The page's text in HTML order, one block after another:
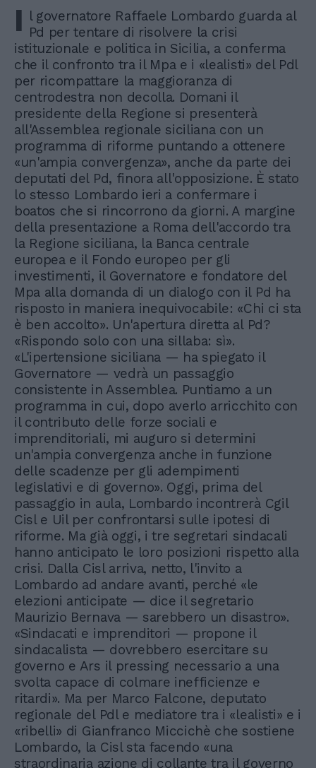
I l governatore Raffaele Lombardo guarda al
Pd per tentare di risolvere la crisi
istituzionale e politica in Sicilia, a conferma
che il confronto tra il Mpa e i «lealisti» del Pdl
per ricompattare la maggioranza di
centrodestra non decolla. Domani il
presidente della Regione si presenterà
all'Assemblea regionale siciliana con un
programma di riforme puntando a ottenere
«un'ampia convergenza», anche da parte dei
deputati del Pd, finora all'opposizione. È stato
lo stesso Lombardo ieri a confermare i
boatos che si rincorrono da giorni. A margine
della presentazione a Roma dell'accordo tra
la Regione siciliana, la Banca centrale
europea e il Fondo europeo per gli
investimenti, il Governatore e fondatore del
Mpa alla domanda di un dialogo con il Pd ha
risposto in maniera inequivocabile: «Chi ci sta
è ben accolto». Un'apertura diretta al Pd?
«Rispondo solo con una sillaba: sì».
«L'ipertensione siciliana — ha spiegato il
Governatore — vedrà un passaggio
consistente in Assemblea. Puntiamo a un
programma in cui, dopo averlo arricchito con
il contributo delle forze sociali e
imprenditoriali, mi auguro si determini
un'ampia convergenza anche in funzione
delle scadenze per gli adempimenti
legislativi e di governo». Oggi, prima del
passaggio in aula, Lombardo incontrerà Cgil
Cisl e Uil per confrontarsi sulle ipotesi di
riforme. Ma già oggi, i tre segretari sindacali
hanno anticipato le loro posizioni rispetto alla
crisi. Dalla Cisl arriva, netto, l'invito a
Lombardo ad andare avanti, perché «le
elezioni anticipate — dice il segretario
Maurizio Bernava — sarebbero un disastro».
«Sindacati e imprenditori — propone il
sindacalista — dovrebbero esercitare su
governo e Ars il pressing necessario a una
svolta capace di colmare inefficienze e
ritardi». Ma per Marco Falcone, deputato
regionale del Pdl e mediatore tra i «lealisti» e i
«ribelli» di Gianfranco Miccichè che sostiene
Lombardo, la Cisl sta facendo «una
straordinaria azione di collante tra il governo